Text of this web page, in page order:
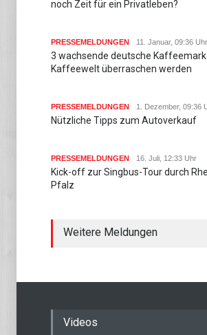
noch Zeit für ein Privatleben?
PRESSEMELDUNGEN 11. Januar, 09:36 Uhr
3 wachsende deutsche
Kaffeewelt überraschen werden
PRESSEMELDUNGEN 1. Dezember, 09:36
Nützliche Tipps zum Autoverkauf
PRESSEMELDUNGEN 16. Juli, 12:33 Uhr
Kick-off zur Singbus-Tour durch
Pfalz
Weitere Meldungen
Videos